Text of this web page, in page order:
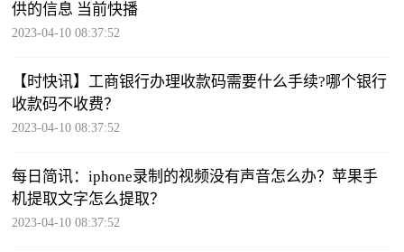
供的信息 当前快播
2023-04-10 08:37:52
【时快讯】工商银行办理收款码需要什么手续?哪个银行
收款码不收费？
2023-04-10 08:37:52
每日简讯：iphone录制的视频没有声音怎么办？苹果手
机提取文字怎么提取？
2023-04-10 08:37:52